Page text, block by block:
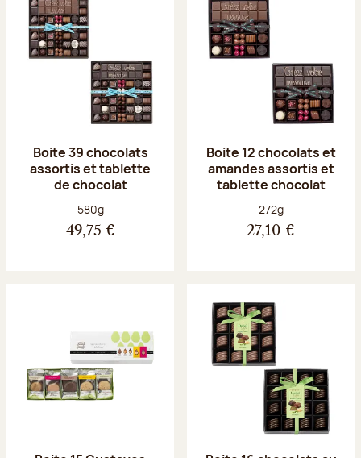
Boite 39 chocolats
assortis et tablette
de chocolat
Poids net :
580g
49,75 €
Boite 12 chocolats et
amandes assortis et
tablette chocolat
Poids net :
272g
27,10 €